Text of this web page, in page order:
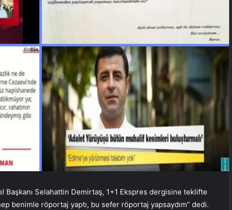
Başkanı Selahattin Demirtaş, 1+1 Ekspres dergisine teklifte
benimle röportaj yaptı, bu sefer röportaj yapsaydım” dedi.